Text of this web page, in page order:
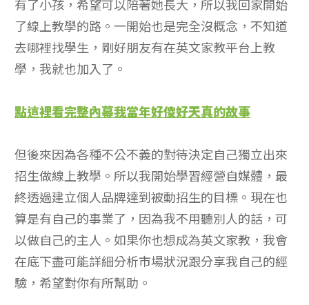
有了小孩，希望可以陪著她長大，所以我回家開始
了線上教學的路。一開始也是完全沒概念，不知道
去哪裡找學生，剛好朋友有在英文家教平台上教
學，我就也加入了。
點這裡看完整內幕我當年好傻好天真的故事
但後來因為各種不公不義的對待決定自己獨立出來
招生做線上教學。所以我開始學習經營自媒體，最
終透過建立個人品牌達到被動招生的目標。現在也
算是有自己的事業了，因為我不用聽別人的話，可
以做自己的主人。如果你也想成為英文家教，我會
在底下盡可能詳細分析市場狀況跟分享我自己的經
驗，希望對你有所幫助。